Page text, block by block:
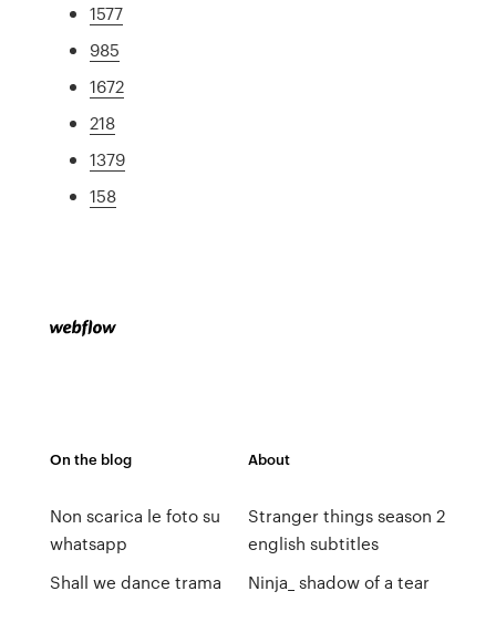
1577
985
1672
218
1379
158
On the blog
Non scarica le foto su
whatsapp
Shall we dance trama
About
Stranger things season 2
english subtitles
Ninja_ shadow of a tear